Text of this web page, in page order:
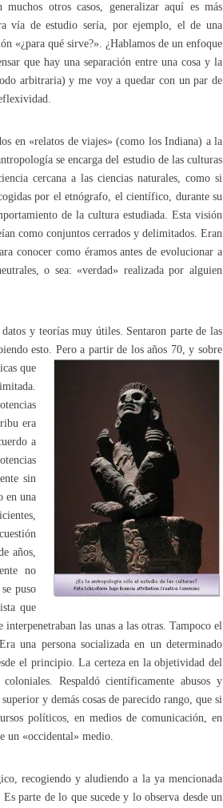
otros casos, generalizar aquí es más
vía de estudio sería, por ejemplo, el de una
«¿para qué sirve?». ¿Hablamos de un enfoque
que hay una separación entre una cosa y la
arbitraria) y me voy a quedar con un par de
en «relatos de viajes» (como los Indiana) a la
se encarga del estudio de las culturas
cercana a las ciencias naturales, como si
por el etnógrafo, el científico, durante su
de la cultura estudiada. Esta visión
como conjuntos cerrados y delimitados. Eran
conocer como éramos antes de evolucionar a
o sea: «verdad» realizada por alguien
y teorías muy útiles. Sentaron parte de las
esto. Pero a partir de los años 70, y sobre
que
era
a
sin
en una
años,
no
puso
que
las unas a las otras. Tampoco el
una persona socializada en un determinado
el principio. La certeza en la objetividad del
Respaldó científicamente abusos y
y demás cosas de parecido rango, que si
políticos, en medios de comunicación, en
un «occidental» medio.
recogiendo y aludiendo a la ya mencionada
parte de lo que sucede y lo observa desde un